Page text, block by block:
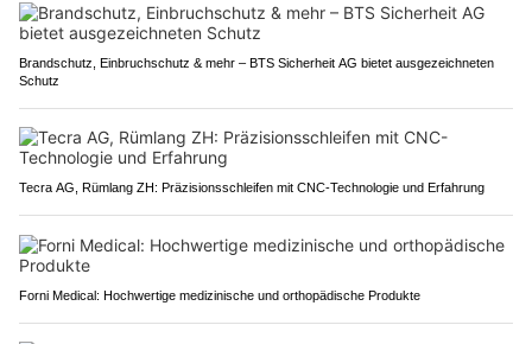
Brandschutz, Einbruchschutz & mehr – BTS Sicherheit AG bietet ausgezeichneten
Schutz
Tecra AG, Rümlang ZH: Präzisionsschleifen mit CNC-Technologie und Erfahrung
Forni Medical: Hochwertige medizinische und orthopädische Produkte